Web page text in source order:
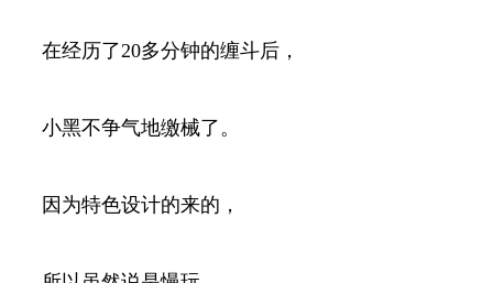
在经历了20多分钟的缠斗后，
小黑不争气地缴械了。
因为特色设计的来的，